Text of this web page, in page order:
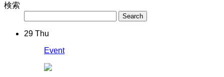
検索
29 Thu
Event